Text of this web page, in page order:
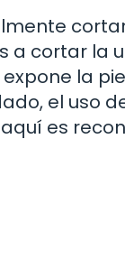
a cortar la
la
el uso
es